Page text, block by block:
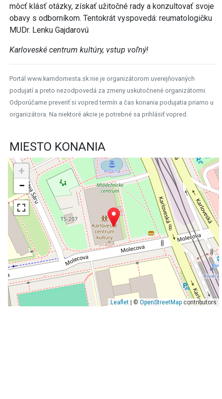
môcť klásť otázky, získať užitočné rady a konzultovať svoje
obavy s odborníkom. Tentokrát vyspovedá: reumatologičku
MUDr. Lenku Gajdarovú
Karloveské centrum kultúry, vstup voľný!
Portál www.kamdomesta.sk nie je organizátorom uverejňovaných
podujatí a preto nezodpovedá za zmeny uskutočnené organizátormi.
Odporúčame preveriť si vopred termín a čas konania podujatia priamo u
organizátora. Na niektoré akcie je potrebné sa prihlásiť vopred.
MIESTO KONANIA
+
−
Leaflet| © OpenStreetMapcontributors